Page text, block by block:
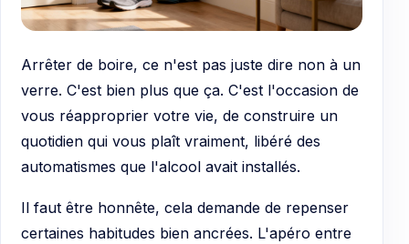
Arrêter de boire, ce n'est pas juste dire non à un
verre. C'est bien plus que ça. C'est l'occasion de
vous réapproprier votre vie, de construire un
quotidien qui vous plaît vraiment, libéré des
automatismes que l'alcool avait installés.
Il faut être honnête, cela demande de repenser
certaines habitudes bien ancrées. L'apéro entre